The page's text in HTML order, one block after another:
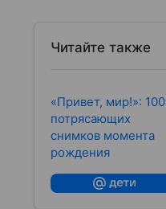
Читайте также
«Привет, мир!»: 100
потрясающих
снимков момента
рождения